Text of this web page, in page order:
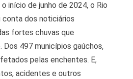
início de junho de 2024, o Rio
conta dos noticiários
fortes chuvas que
Dos 497 municípios gaúchos,
pelas enchentes. E,
acidentes e outros